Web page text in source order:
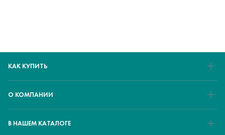
КАК КУПИТЬ
О КОМПАНИИ
В НАШЕМ КАТАЛОГЕ